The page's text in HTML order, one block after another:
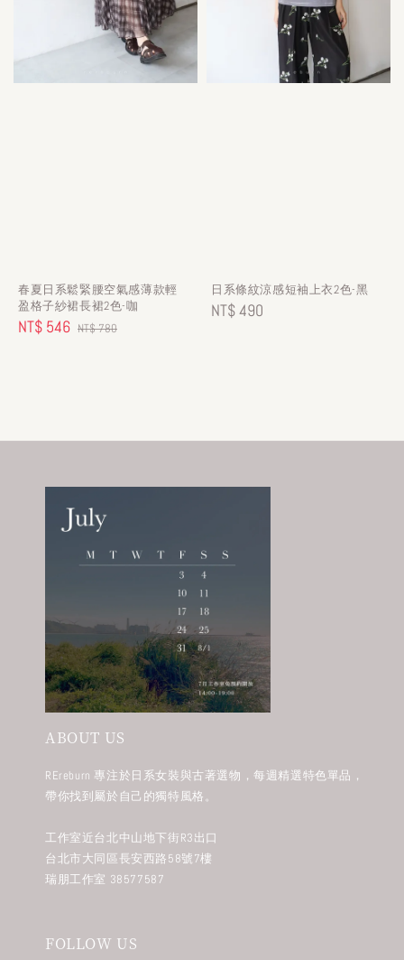
春夏日系鬆緊腰空氣感薄款輕
盈格子紗裙長裙2色-咖
Sale
NT$ 546 Regular
NT$ 780
日系條紋涼感短袖上衣2色-黑
Regular
NT$ 490
ABOUT US
REreburn 專注於日系女裝與古著選物，每週精選特色單品，
帶你找到屬於自己的獨特風格。
工作室近台北中山地下街R3出口
台北市大同區長安西路58號7樓
瑞朋工作室 38577587
FOLLOW US